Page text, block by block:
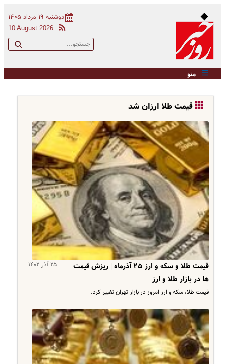
دوشنبه ۱۹ مرداد ۱۴۰۵
10 August 2026
منو
قیمت طلا ارزان شد
۲۵ آذر ۱۴۰۲
قیمت طلا و سکه و ارز ۲۵ آذرماه | ریزش قیمت
ها در بازار طلا و ارز
قیمت طلا، سکه و ارز امروز در بازار تهران تغییر کرد.